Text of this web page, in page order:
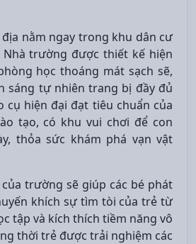
nằm ngay trong khu dân cư
trường được thiết kế hiện
học thoáng mát sạch sẽ,
sáng tự nhiên trang bị đầy đủ
cụ hiện đại đạt tiêu chuẩn của
tạo, có khu vui chơi để con
thỏa sức khám phá vạn vật
trường sẽ giúp các bé phát
khích sự tìm tòi của trẻ từ
tập và kích thích tiềm năng vô
thời trẻ được trải nghiệm các